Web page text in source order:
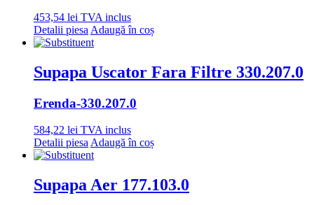
453,54 lei TVA inclus
Detalii piesa Adaugă în coș
Supapa Uscator Fara Filtre 330.207.0
Erenda-330.207.0
584,22 lei TVA inclus
Detalii piesa Adaugă în coș
Supapa Aer 177.103.0